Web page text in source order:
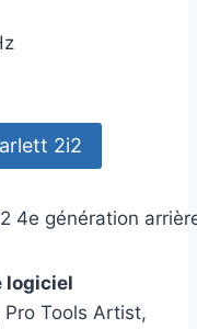
2i2
logiciel
Tools Artist,